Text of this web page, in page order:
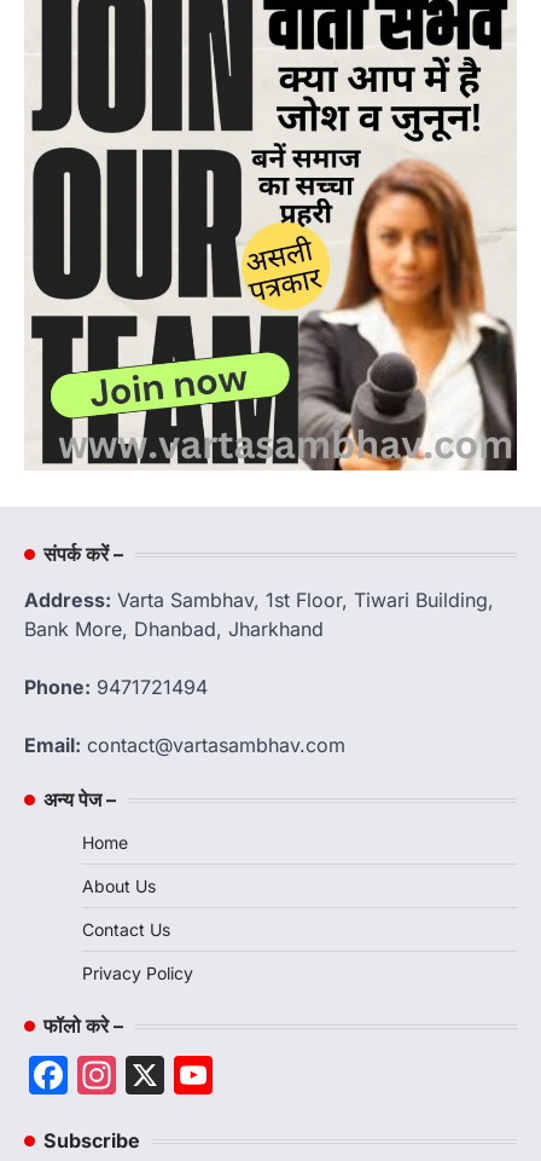
संपर्क करें –
Address: Varta Sambhav, 1st Floor, Tiwari Building,
Bank More, Dhanbad, Jharkhand
Phone: 9471721494
Email: contact@vartasambhav.com
अन्य पेज –
Home
About Us
Contact Us
Privacy Policy
फॉलो करे –
Facebook
Instagram
X
Subscribe